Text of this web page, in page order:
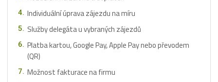
Individuální úprava zájezdu na míru
Služby delegáta u vybraných zájezdů
Platba kartou, Google Pay, Apple Pay nebo převodem
(QR)
Možnost fakturace na firmu